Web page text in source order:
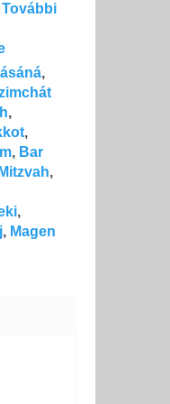
További
,
,
,
, Bar
,
,
, Magen